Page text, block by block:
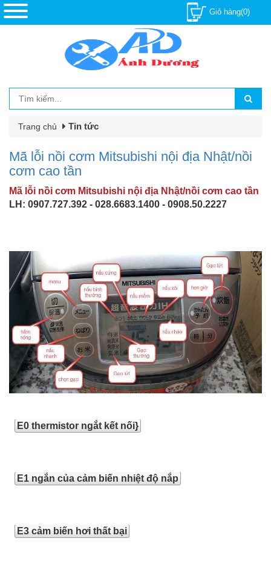
Giỏ hàng(0)
Trang chủ Tin tức
Mã lỗi nồi cơm Mitsubishi nội địa Nhật/nồi
cơm cao tần
Mã lỗi nồi cơm Mitsubishi nội địa Nhật/nồi cơm cao tần
LH: 0907.727.392 - 028.6683.1400 - 0908.50.2227
E0 thermistor ngắt kết nối}
E1 ngắn của cảm biến nhiệt độ nắp
E3 cảm biến hơi thất bại